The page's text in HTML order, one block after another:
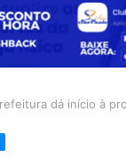
dá início à